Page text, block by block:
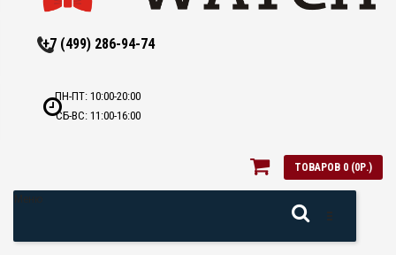
+7 (499) 286-94-74
ПН-ПТ: 10:00-20:00
СБ-ВС: 11:00-16:00
ТОВАРОВ 0 (0Р.)